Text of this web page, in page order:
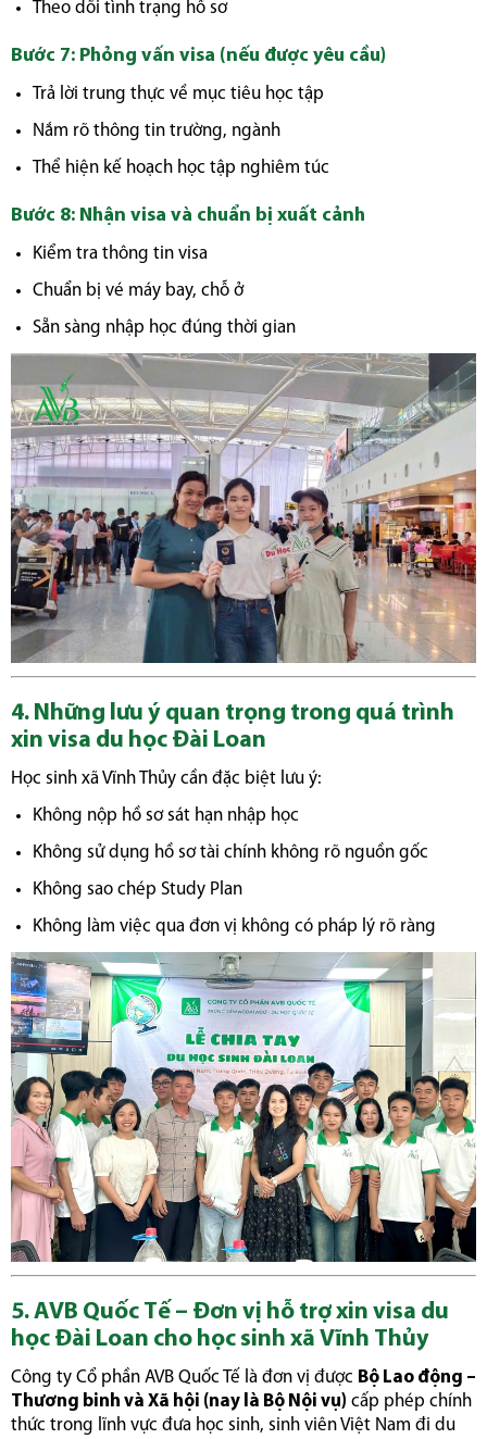
Theo dõi tình trạng hồ sơ
Bước 7: Phỏng vấn visa (nếu được yêu cầu)
Trả lời trung thực về mục tiêu học tập
Nắm rõ thông tin trường, ngành
Thể hiện kế hoạch học tập nghiêm túc
Bước 8: Nhận visa và chuẩn bị xuất cảnh
Kiểm tra thông tin visa
Chuẩn bị vé máy bay, chỗ ở
Sẵn sàng nhập học đúng thời gian
4. Những lưu ý quan trọng trong quá trình
xin visa du học Đài Loan
Học sinh xã Vĩnh Thủy cần đặc biệt lưu ý:
Không nộp hồ sơ sát hạn nhập học
Không sử dụng hồ sơ tài chính không rõ nguồn gốc
Không sao chép Study Plan
Không làm việc qua đơn vị không có pháp lý rõ ràng
5. AVB Quốc Tế – Đơn vị hỗ trợ xin visa du
học Đài Loan cho học sinh xã Vĩnh Thủy
Công ty Cổ phần AVB Quốc Tế là đơn vị được Bộ Lao động –
Thương binh và Xã hội (nay là Bộ Nội vụ) cấp phép chính
thức trong lĩnh vực đưa học sinh, sinh viên Việt Nam đi du